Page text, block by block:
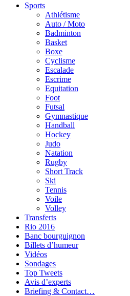
Sports
Athlétisme
Auto / Moto
Badminton
Basket
Boxe
Cyclisme
Escalade
Escrime
Equitation
Foot
Futsal
Gymnastique
Handball
Hockey
Judo
Natation
Rugby
Short Track
Ski
Tennis
Voile
Volley
Transferts
Rio 2016
Banc bourguignon
Billets d’humeur
Vidéos
Sondages
Top Tweets
Avis d’experts
Briefing & Contact…